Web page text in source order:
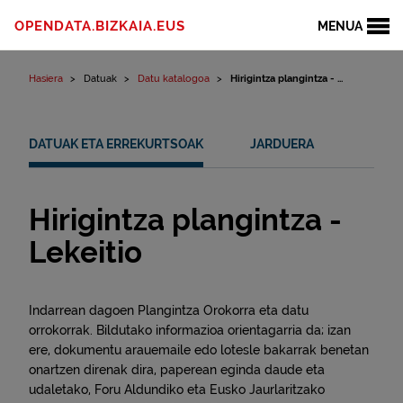
MENUA
OPENDATA.BIZKAIA.EUS
Hasiera Datuak Datu katalogoa Hirigintza plangintza - ...
DATUAK ETA ERREKURTSOAK JARDUERA
Hirigintza plangintza -
Lekeitio
Indarrean dagoen Plangintza Orokorra eta datu
orrokorrak. Bildutako informazioa orientagarria da; izan
ere, dokumentu arauemaile edo lotesle bakarrak benetan
onartzen direnak dira, paperean eginda daude eta
udaletako, Foru Aldundiko eta Eusko Jaurlaritzako